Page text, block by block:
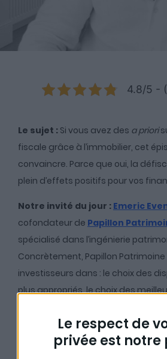
Le respect de
privée est notre
4.8/5 -
Le sujet : Si vous avez des a priori
fiscale grâce à l’immobilier, cet
convaincre. Parce que oui, la
plein d’effets positifs pour vos
Notre invité du jour : Emeric
cofondateur de Papillon
spécialisé dans l’ingénierie
Concrètement, Papillon
investisseurs dans : le choix des
plus appropriés, le choix des
Au micro deMatthieu Stefani ,
CosaVostra , Emeric Eveno